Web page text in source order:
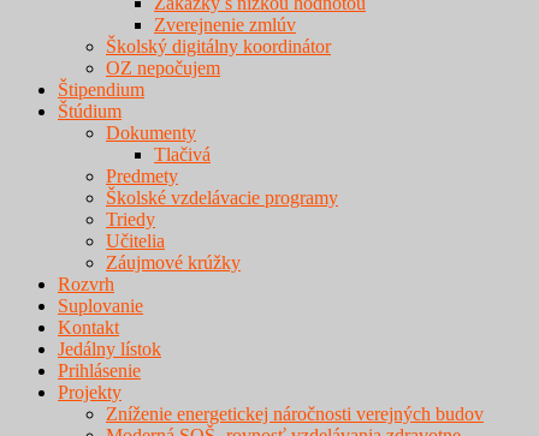
Zverejnenie zmlúv
Školský digitálny koordinátor
OZ nepočujem
Štipendium
Štúdium
Dokumenty
Tlačivá
Predmety
Školské vzdelávacie programy
Triedy
Učitelia
Záujmové krúžky
Rozvrh
Suplovanie
Kontakt
Jedálny lístok
Prihlásenie
Projekty
Zníženie energetickej náročnosti verejných budov